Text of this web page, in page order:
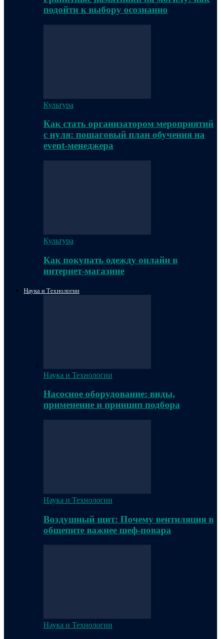
подойти к выбору осознанно
Культура
Как стать организатором мероприятий
с нуля: пошаговый план обучения на
event-менеджера
Культура
Как покупать одежду онлайн в
интернет-магазине
Наука и Технологии
Наука и Технологии
Насосное оборудование: виды,
применение и принцип подбора
Наука и Технологии
Воздушный щит: Почему вентиляция в
общепите важнее шеф-повара
Наука и Технологии